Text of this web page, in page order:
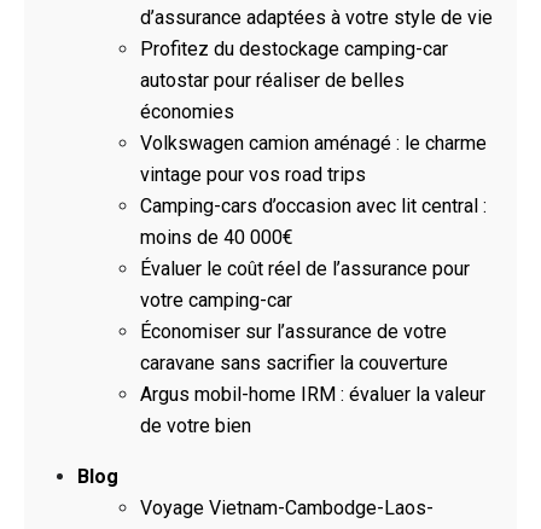
d’assurance adaptées à votre style de vie
Profitez du destockage camping-car
autostar pour réaliser de belles
économies
Volkswagen camion aménagé : le charme
vintage pour vos road trips
Camping-cars d’occasion avec lit central :
moins de 40 000€
Évaluer le coût réel de l’assurance pour
votre camping-car
Économiser sur l’assurance de votre
caravane sans sacrifier la couverture
Argus mobil-home IRM : évaluer la valeur
de votre bien
Blog
Voyage Vietnam-Cambodge-Laos-